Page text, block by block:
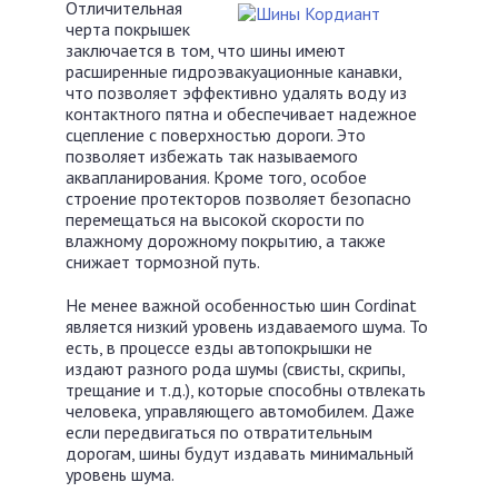
Отличительная
черта покрышек
заключается в том, что шины имеют
расширенные гидроэвакуационные канавки,
что позволяет эффективно удалять воду из
контактного пятна и обеспечивает надежное
сцепление с поверхностью дороги. Это
позволяет избежать так называемого
аквапланирования. Кроме того, особое
строение протекторов позволяет безопасно
перемещаться на высокой скорости по
влажному дорожному покрытию, а также
снижает тормозной путь.
Не менее важной особенностью шин Cordinat
является низкий уровень издаваемого шума. То
есть, в процессе езды автопокрышки не
издают разного рода шумы (свисты, скрипы,
трещание и т.д.), которые способны отвлекать
человека, управляющего автомобилем. Даже
если передвигаться по отвратительным
дорогам, шины будут издавать минимальный
уровень шума.